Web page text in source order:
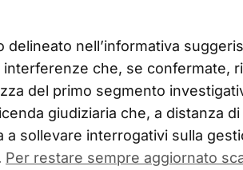
delineato nell’informativa
interferenze che, se confermate,
del primo segmento
giudiziaria che, a distanza
a sollevare interrogativi sulla
Per restare sempre aggiornato